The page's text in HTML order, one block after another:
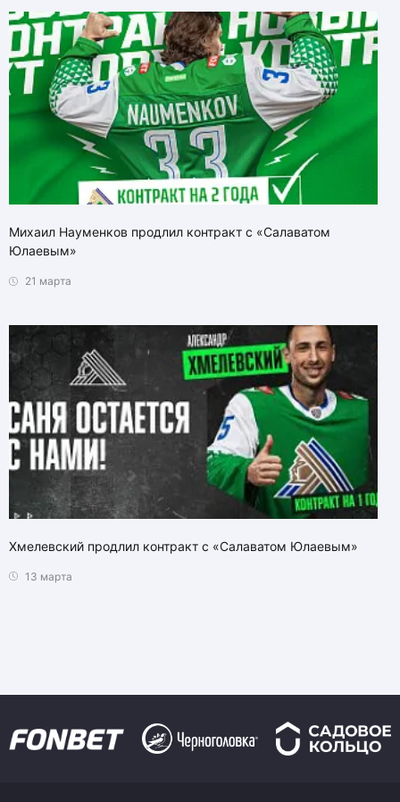
Михаил Науменков продлил контракт с «Салаватом
Юлаевым»
21 марта
Хмелевский продлил контракт с «Салаватом Юлаевым»
13 марта